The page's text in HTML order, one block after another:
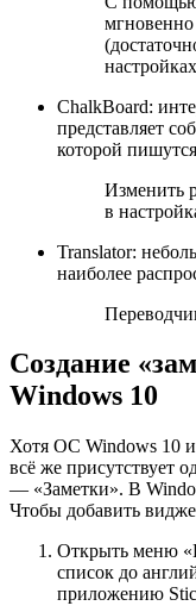
мгновенно
ChalkBoard:
представляет
которой
Изменить
в
Translator:
наиболее
Создание
Windows 10
Хотя ОС Windows 10
всё же присутствует
— «Заметки». В
Чтобы добавить
Открыть меню
список до
приложению